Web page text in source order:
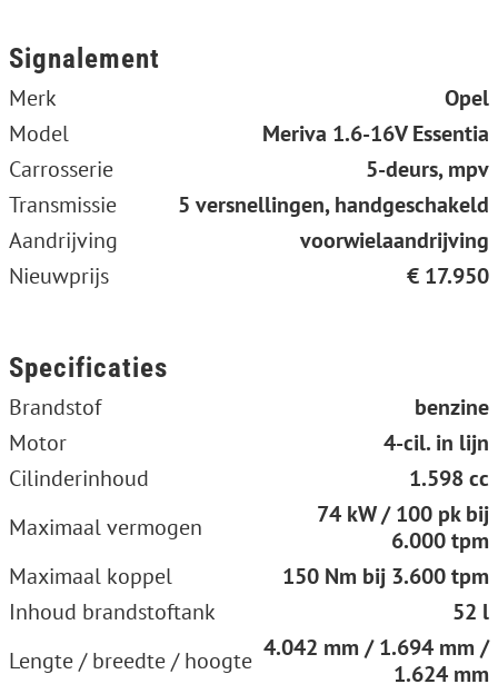
Signalement
Merk
Opel
Model
Meriva 1.6-16V Essentia
Carrosserie
5-deurs, mpv
Transmissie
5 versnellingen, handgeschakeld
Aandrijving
voorwielaandrijving
Nieuwprijs
€ 17.950
Specificaties
Brandstof
benzine
Motor
4-cil. in lijn
Cilinderinhoud
1.598 cc
Maximaal vermogen
74 kW / 100 pk bij
6.000 tpm
Maximaal koppel
150 Nm bij 3.600 tpm
Inhoud brandstoftank
52 l
Lengte / breedte / hoogte 4.042 mm / 1.694 mm /
1.624 mm